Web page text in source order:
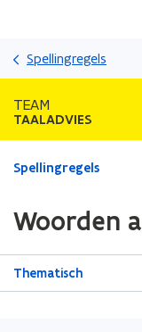
Spellingregels
TEAM
TAALADVIES
Gedaan
zich
op:
Woorden
Spellingregels
Woorden
Thematisch